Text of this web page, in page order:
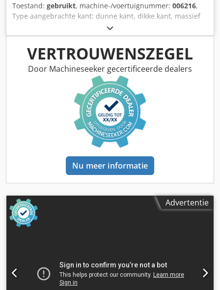
Toestand: gebruikt, machine-/voertuignummer: 006216,
Type aangebrachte kant: dunne kant, dikke kant, massief
hout Lijmsysteem: EVA Voegfrezen: ja Multifunctioneel
aggregaat: ja Dedpfxsy Nk Ahe Amnsck
Bovenfreesaggregaat: ja Max. doorvoersnelheid: 18 m/min
VERTROUWENSZEGEL
Door Machineseeker gecertificeerde dealers
Nu meer informatie
Advertentie